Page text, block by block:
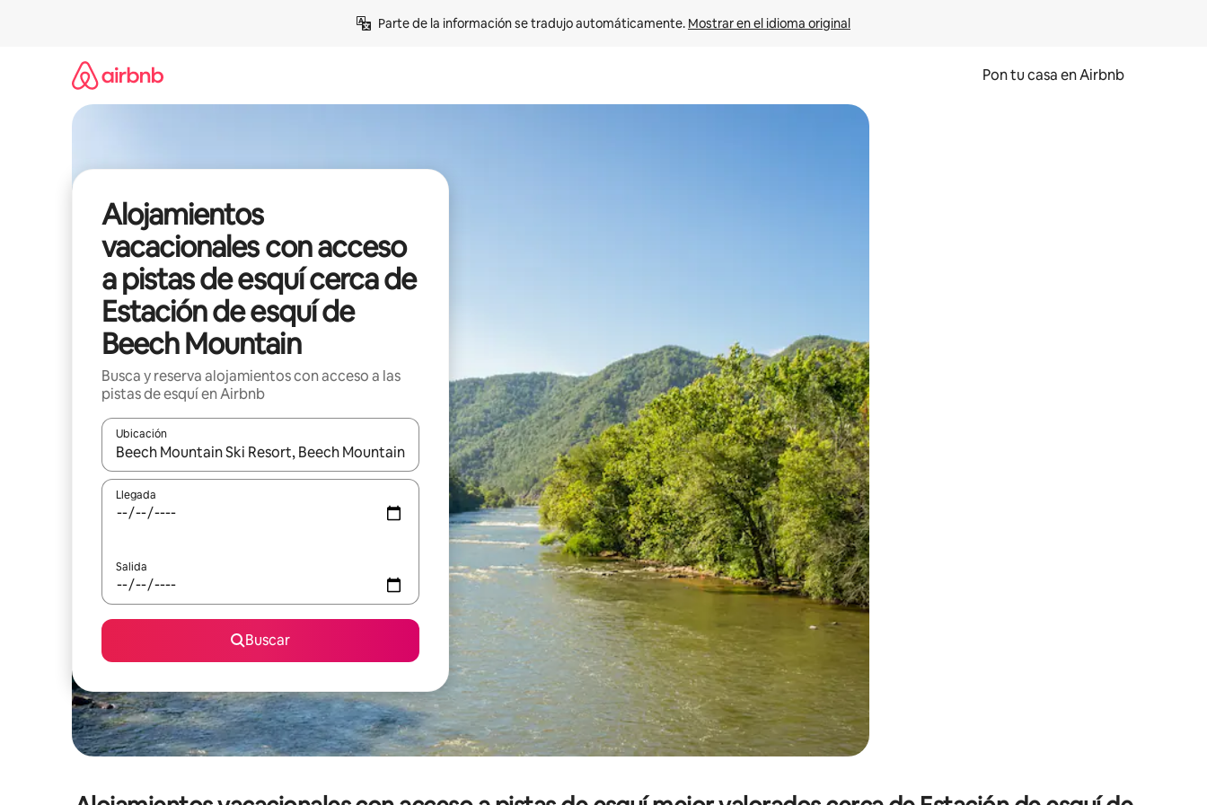
Parte de la información se tradujo automáticamente. Mostrar en el idioma original
Pon tu casa en Airbnb
Alojamientos
vacacionales con acceso
a pistas de esquí cerca de
Estación de esquí de
Beech Mountain
Busca y reserva alojamientos con acceso a las
pistas de esquí en Airbnb
Ubicación
Cuando los resultados estén disponibles, navega con las teclas de flecha hacia arriba y hacia abajo o explora con el tacto o desliza el dedo.
Llegada
Salida
Buscar